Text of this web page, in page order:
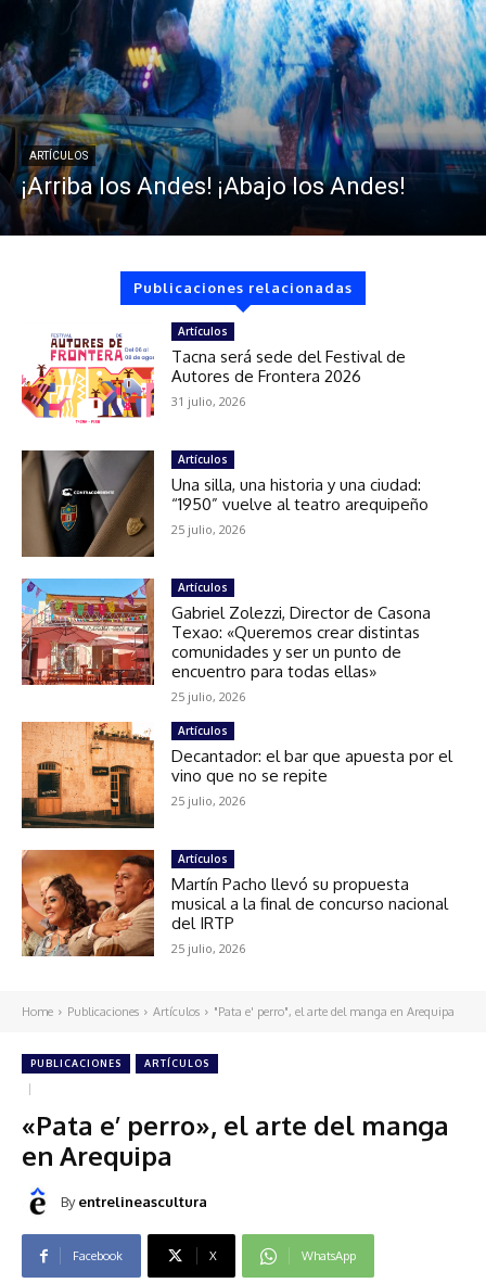
ARTÍCULOS
¡Arriba los Andes! ¡Abajo los Andes!
Publicaciones relacionadas
Artículos
Tacna será sede del Festival de
Autores de Frontera 2026
31 julio, 2026
Artículos
Una silla, una historia y una ciudad:
“1950” vuelve al teatro arequipeño
25 julio, 2026
Artículos
Gabriel Zolezzi, Director de Casona
Texao: «Queremos crear distintas
comunidades y ser un punto de
encuentro para todas ellas»
25 julio, 2026
Artículos
Decantador: el bar que apuesta por el
vino que no se repite
25 julio, 2026
Artículos
Martín Pacho llevó su propuesta
musical a la final de concurso nacional
del IRTP
25 julio, 2026